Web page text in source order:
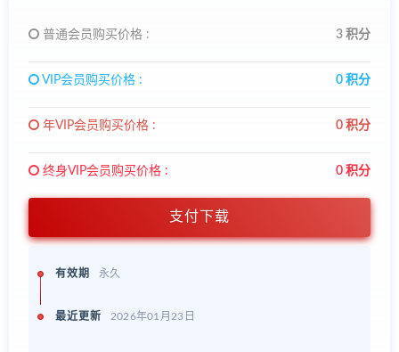
普通会员购买价格 : 3 积分
VIP会员购买价格 : 0 积分
年VIP会员购买价格 : 0 积分
终身VIP会员购买价格 : 0 积分
支付下载
有效期 永久
最近更新 2026年01月23日